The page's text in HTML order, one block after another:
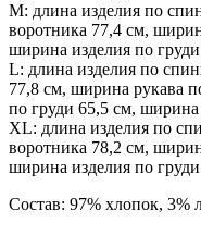
М: длина изделия по
воротника 77,4 см,
ширина изделия по
L: длина изделия по
77,8 см, ширина рукава
по груди 65,5 см,
XL: длина изделия по
воротника 78,2 см,
ширина изделия по
Состав: 97% хлопок, 3%